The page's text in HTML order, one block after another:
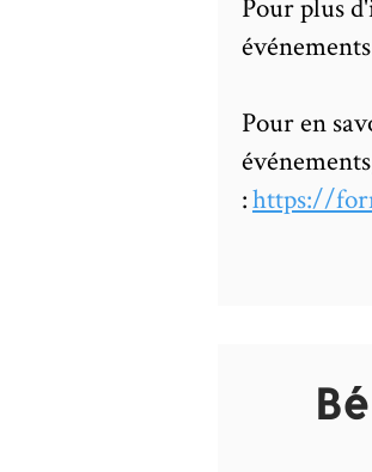
Pour plus
Pour en
:https://